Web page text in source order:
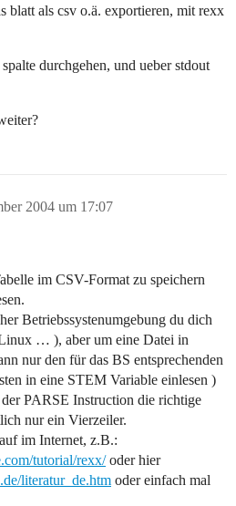
blatt als csv o.ä. exportieren, mit rexx
durchgehen, und ueber stdout
2004 um 17:07
im CSV-Format zu speichern
Betriebssystenumgebung du dich
… ), aber um eine Datei in
nur den für das BS entsprechenden
in eine STEM Variable einlesen )
PARSE Instruction die richtige
nur ein Vierzeiler.
im Internet, z.B.:
tutorial/rexx/oder hier
literatur_de.htm oder einfach mal